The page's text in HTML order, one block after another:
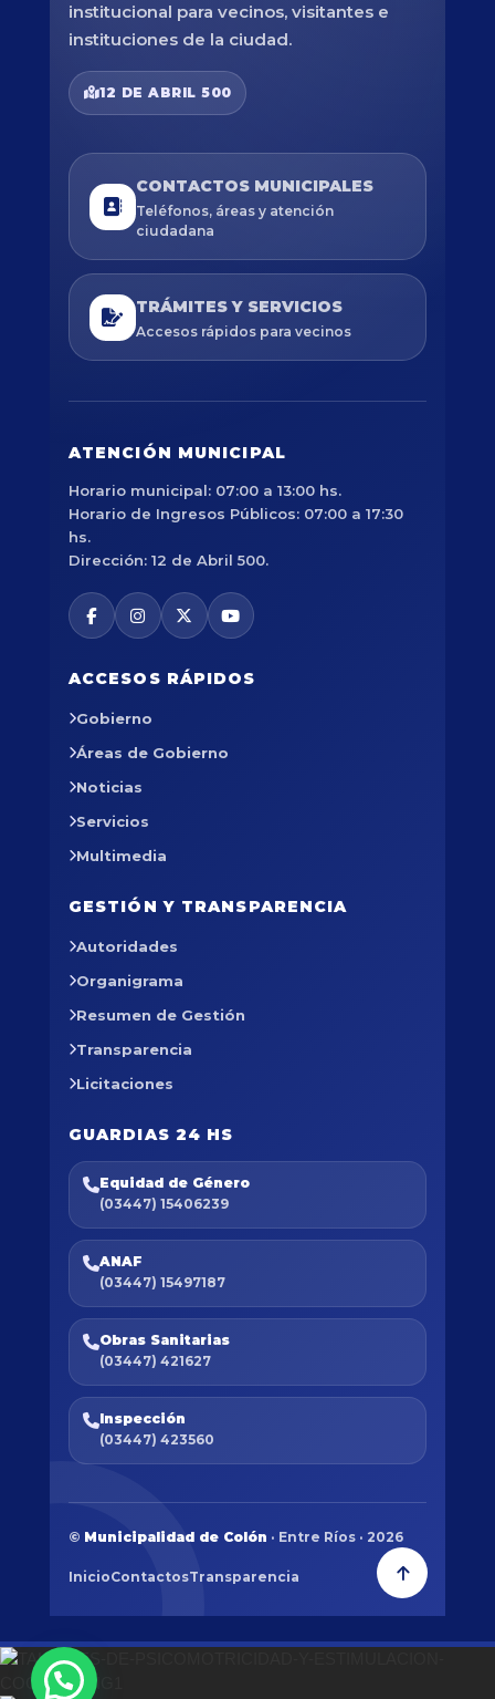
institucional para vecinos, visitantes e
instituciones de la ciudad.
12 DE ABRIL 500
CONTACTOS MUNICIPALES
Teléfonos, áreas y atención
ciudadana
TRÁMITES Y SERVICIOS
Accesos rápidos para vecinos
ATENCIÓN MUNICIPAL
Horario municipal: 07:00 a 13:00 hs.
Horario de Ingresos Públicos: 07:00 a 17:30
hs.
Dirección: 12 de Abril 500.
ACCESOS RÁPIDOS
Gobierno
Áreas de Gobierno
Noticias
Servicios
Multimedia
GESTIÓN Y TRANSPARENCIA
Autoridades
Organigrama
Resumen de Gestión
Transparencia
Licitaciones
GUARDIAS 24 HS
Equidad de Género
(03447) 15406239
ANAF
(03447) 15497187
Obras Sanitarias
(03447) 421627
Inspección
(03447) 423560
© Municipalidad de Colón · Entre Ríos · 2026
InicioContactosTransparencia